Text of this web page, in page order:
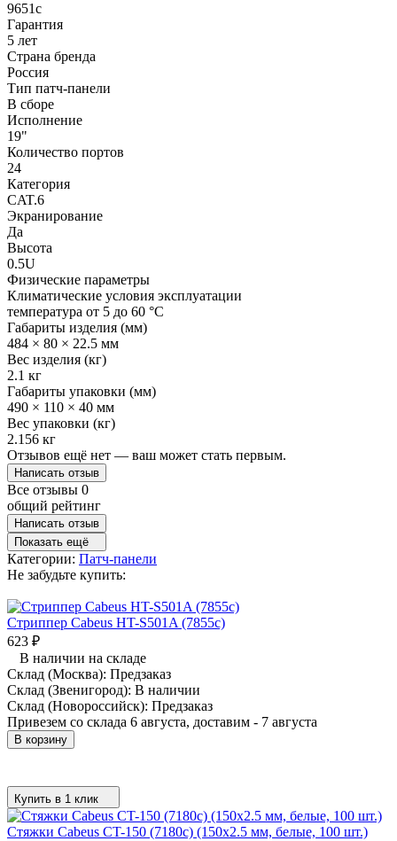
9651c
Гарантия
5 лет
Страна бренда
Россия
Тип патч-панели
В сборе
Исполнение
19"
Количество портов
24
Категория
CAT.6
Экранирование
Да
Высота
0.5U
Физические параметры
Климатические условия эксплуатации
температура от 5 до 60 °C
Габариты изделия (мм)
484 × 80 × 22.5 мм
Вес изделия (кг)
2.1 кг
Габариты упаковки (мм)
490 × 110 × 40 мм
Вес упаковки (кг)
2.156 кг
Отзывов ещё нет — ваш может стать первым.
Написать отзыв
Все отзывы 0
общий рейтинг
Написать отзыв
Показать ещё
Категории: Патч-панели
Не забудьте купить:
Стриппер Cabeus HT-S501A (7855c)
623 ₽
В наличии на складе
Склад (Москва): Предзаказ
Склад (Звенигород): В наличии
Склад (Новороссийск): Предзаказ
Привезем со склада 6 августа, доставим - 7 августа
В корзину
Купить в 1 клик
Стяжки Cabeus CT-150 (7180c) (150x2.5 мм, белые, 100 шт.)